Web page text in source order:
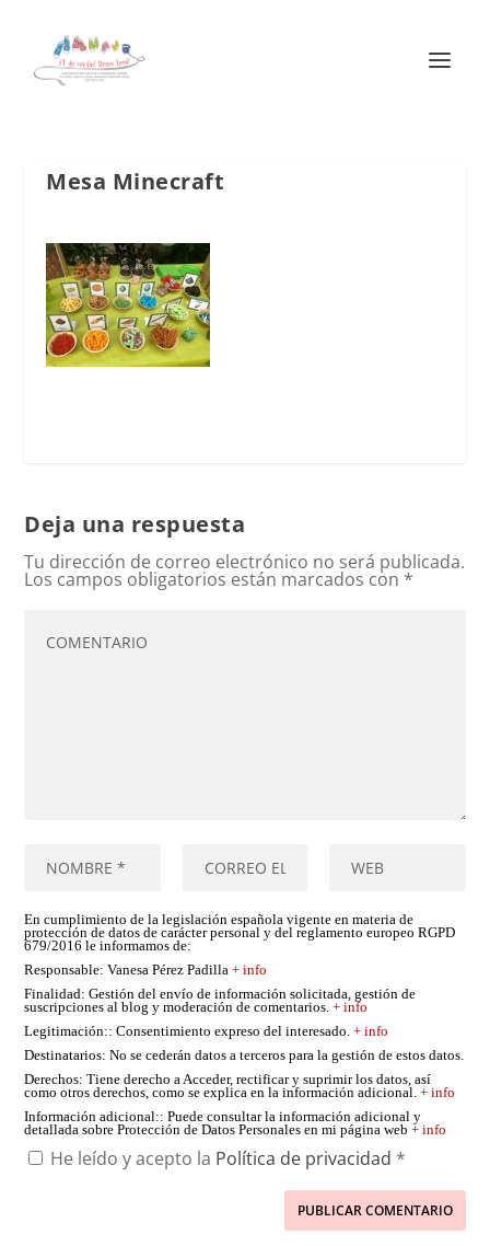
Mesa Minecraft
Deja una respuesta
Tu dirección de correo electrónico no será publicada.
Los campos obligatorios están marcados con *
En cumplimiento de la legislación española vigente en materia de
protección de datos de carácter personal y del reglamento europeo RGPD
679/2016 le informamos de:
Responsable: Vanesa Pérez Padilla+ info
Finalidad: Gestión del envío de información solicitada, gestión de
suscripciones al blog y moderación de comentarios.+ info
Legitimación:: Consentimiento expreso del interesado.+ info
Destinatarios: No se cederán datos a terceros para la gestión de estos datos.
Derechos: Tiene derecho a Acceder, rectificar y suprimir los datos, así
como otros derechos, como se explica en la información adicional.+ info
Información adicional:: Puede consultar la información adicional y
detallada sobre Protección de Datos Personales en mi página web+ info
He leído y acepto la Política de privacidad *